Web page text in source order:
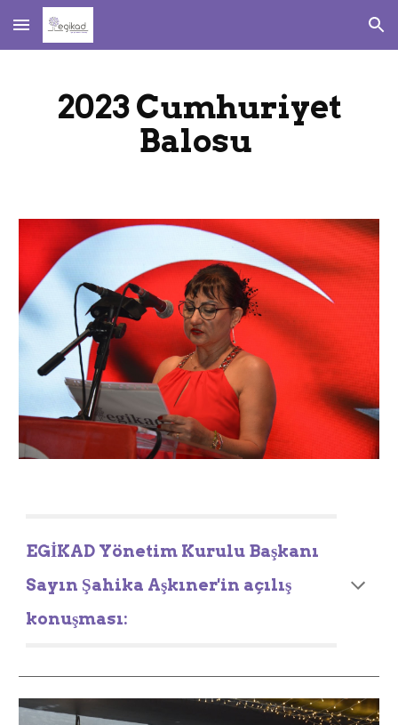
Skip to main content Skip to navigation
2023 Cumhuriyet
Balosu
EGİKAD Yönetim Kurulu Başkanı
Sayın Şahika Aşkıner'in açılış
konuşması: